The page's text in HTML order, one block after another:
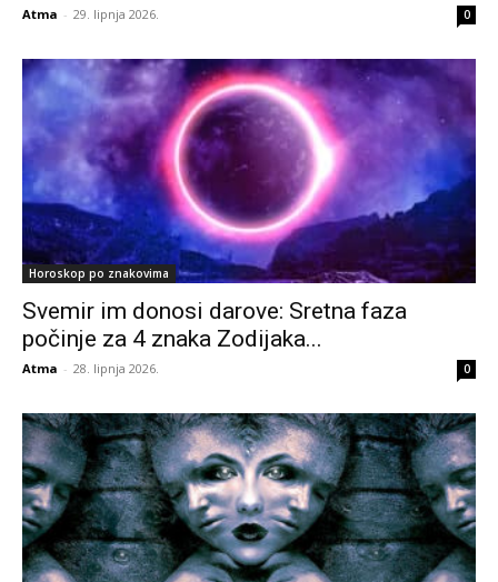
Atma - 29. lipnja 2026. 0
Horoskop po znakovima
Svemir im donosi darove: Sretna faza
počinje za 4 znaka Zodijaka...
Atma - 28. lipnja 2026. 0